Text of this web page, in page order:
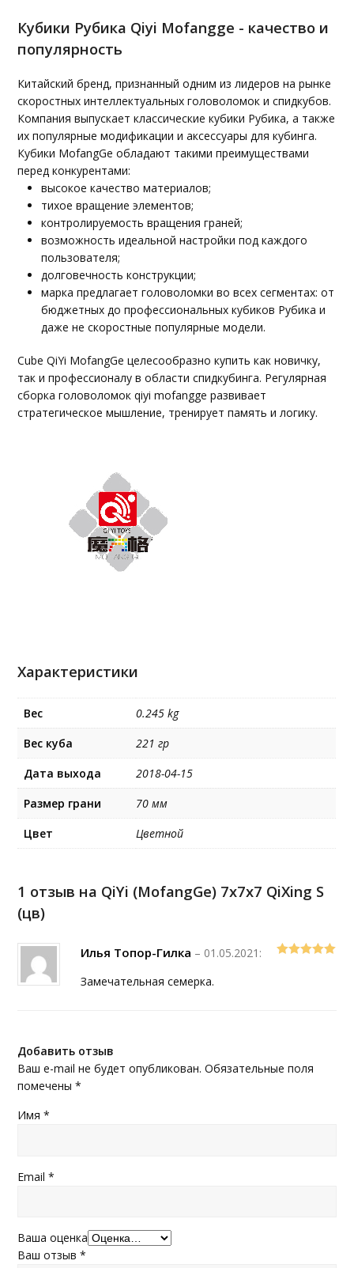
Кубики Рубика Qiyi Mofangge - качество и
популярность
Китайский бренд, признанный одним из лидеров на рынке
скоростных интеллектуальных головоломок и спидкубов.
Компания выпускает классические кубики Рубика, а также
их популярные модификации и аксессуары для кубинга.
Кубики MofangGe обладают такими преимуществами
перед конкурентами:
высокое качество материалов;
тихое вращение элементов;
контролируемость вращения граней;
возможность идеальной настройки под каждого
пользователя;
долговечность конструкции;
марка предлагает головоломки во всех сегментах: от
бюджетных до профессиональных кубиков Рубика и
даже не скоростные популярные модели.
Cube QiYi MofangGe целесообразно купить как новичку,
так и профессионалу в области спидкубинга. Регулярная
сборка головоломок qiyi mofangge развивает
стратегическое мышление, тренирует память и логику.
Характеристики
Вес
0.245 kg
Вес куба
221 гр
Дата выхода
2018-04-15
Размер грани
70 мм
Цвет
Цветной
1 отзыв на QiYi (MofangGe) 7x7x7 QiXing S
(цв)
Илья Топор-Гилка – 01.05.2021 :
Замечательная семерка.
Добавить отзыв
Ваш e-mail не будет опубликован. Обязательные поля
помечены*
Имя*
Email*
Ваша оценка
Ваш отзыв*